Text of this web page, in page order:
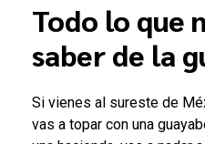
Todo lo que
saber de la
Si vienes al sureste de
vas a topar con una